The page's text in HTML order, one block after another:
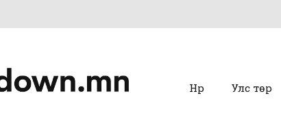
Нүүр Улс төр